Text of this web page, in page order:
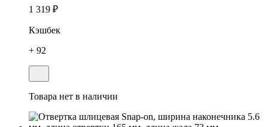
1 319 ₽
Кэшбек
+ 92
Товара нет в наличии